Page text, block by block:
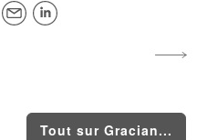
Tout sur Gracian...